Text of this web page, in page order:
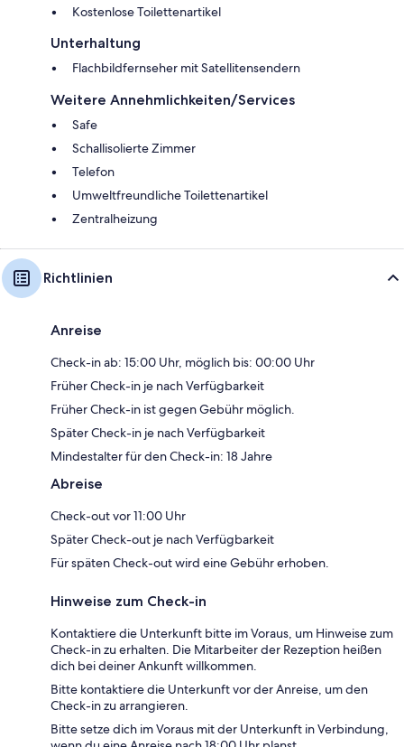
Kostenlose Toilettenartikel
Unterhaltung
Flachbildfernseher mit Satellitensendern
Weitere Annehmlichkeiten/Services
Safe
Schallisolierte Zimmer
Telefon
Umweltfreundliche Toilettenartikel
Zentralheizung
Richtlinien
Anreise
Check-in ab: 15:00 Uhr, möglich bis: 00:00 Uhr
Früher Check-in je nach Verfügbarkeit
Früher Check-in ist gegen Gebühr möglich.
Später Check-in je nach Verfügbarkeit
Mindestalter für den Check-in: 18 Jahre
Abreise
Check-out vor 11:00 Uhr
Später Check-out je nach Verfügbarkeit
Für späten Check-out wird eine Gebühr erhoben.
Hinweise zum Check-in
Kontaktiere die Unterkunft bitte im Voraus, um Hinweise zum
Check-in zu erhalten. Die Mitarbeiter der Rezeption heißen
dich bei deiner Ankunft willkommen.
Bitte kontaktiere die Unterkunft vor der Anreise, um den
Check-in zu arrangieren.
Bitte setze dich im Voraus mit der Unterkunft in Verbindung,